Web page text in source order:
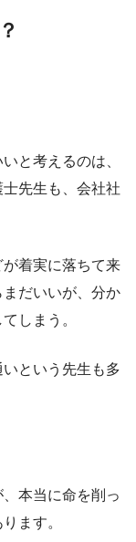
と考えるのは、
先生も、会社社
着実に落ちて来
だいいが、分か
しまう。
という先生も多
本当に命を削っ
ます。